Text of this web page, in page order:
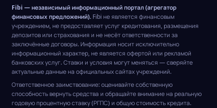
Fibi — независимый информационный портал (агрегатор
финансовых предложений). Fibi не является финансовым
учреждением, не предоставляет услуг кредитования, размещения
депозитов или страхования и не несёт ответственности за
заключённые договоры. Информация носит исключительно
информационный характер, не является офертой или рекламой
банковских услуг. Ставки и условия могут меняться — сверяйте
актуальные данные на официальных сайтах учреждений.
Ответственное заимствование: оценивайте собственную
способность вернуть средства и обращайте внимание на реальную
годовую процентную ставку (РГПС) и общую стоимость кредита.